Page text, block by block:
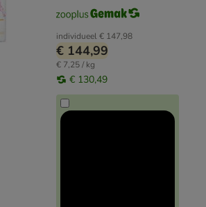
individueel€ 147,98
€ 144,99
€ 7,25 / kg
€ 130,49